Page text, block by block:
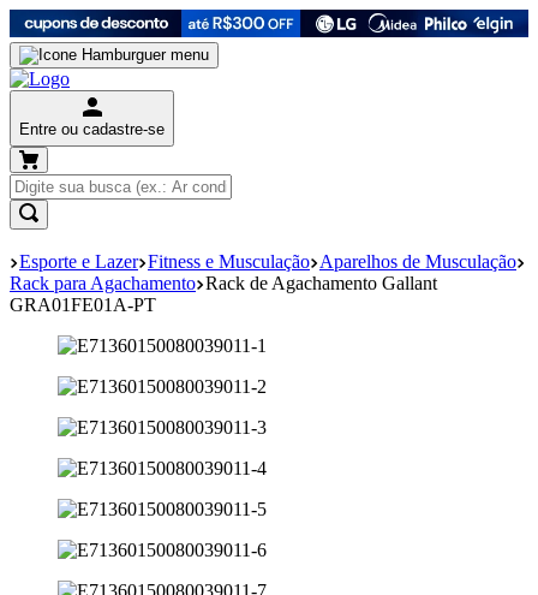
Entre ou cadastre-se
Esporte e Lazer Fitness e Musculação Aparelhos de Musculação
Rack para Agachamento Rack de Agachamento Gallant
GRA01FE01A-PT